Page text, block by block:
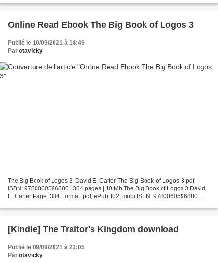
Online Read Ebook The Big Book of Logos 3
Publié le 10/09/2021 à 14:49
Par otavicky
The Big Book of Logos 3. David E. Carter The-Big-Book-of-Logos-3.pdf
ISBN: 9780060596880 | 384 pages | 10 Mb The Big Book of Logos 3 David
E. Carter Page: 384 Format: pdf, ePub, fb2, mobi ISBN: 9780060596880
[Kindle] The Traitor's Kingdom download
Publié le 09/09/2021 à 20:05
Par otavicky